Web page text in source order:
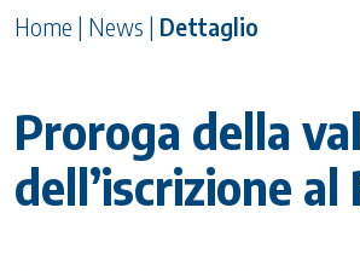
Home | News | Dettaglio
Proroga della
dell’iscrizione al